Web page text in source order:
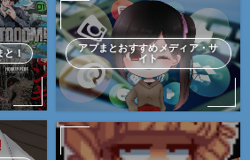
と！
アプまとおすすめメディア・サ
イト